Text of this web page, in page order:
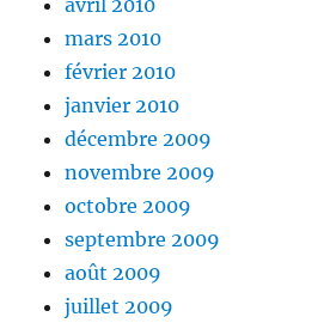
mars 2010
février 2010
janvier 2010
décembre 2009
novembre 2009
octobre 2009
septembre 2009
août 2009
juillet 2009